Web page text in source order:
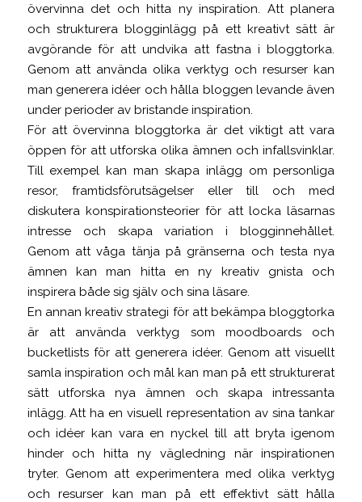
övervinna det och hitta ny inspiration. Att planera
och strukturera blogginlägg på ett kreativt sätt är
avgörande för att undvika att fastna i bloggtorka.
Genom att använda olika verktyg och resurser kan
man generera idéer och hålla bloggen levande även
under perioder av bristande inspiration.
För att övervinna bloggtorka är det viktigt att vara
öppen för att utforska olika ämnen och infallsvinklar.
Till exempel kan man skapa inlägg om personliga
resor, framtidsförutsägelser eller till och med
diskutera konspirationsteorier för att locka läsarnas
intresse och skapa variation i blogginnehållet.
Genom att våga tänja på gränserna och testa nya
ämnen kan man hitta en ny kreativ gnista och
inspirera både sig själv och sina läsare.
En annan kreativ strategi för att bekämpa bloggtorka
är att använda verktyg som moodboards och
bucketlists för att generera idéer. Genom att visuellt
samla inspiration och mål kan man på ett strukturerat
sätt utforska nya ämnen och skapa intressanta
inlägg. Att ha en visuell representation av sina tankar
och idéer kan vara en nyckel till att bryta igenom
hinder och hitta ny vägledning när inspirationen
tryter. Genom att experimentera med olika verktyg
och resurser kan man på ett effektivt sätt hålla